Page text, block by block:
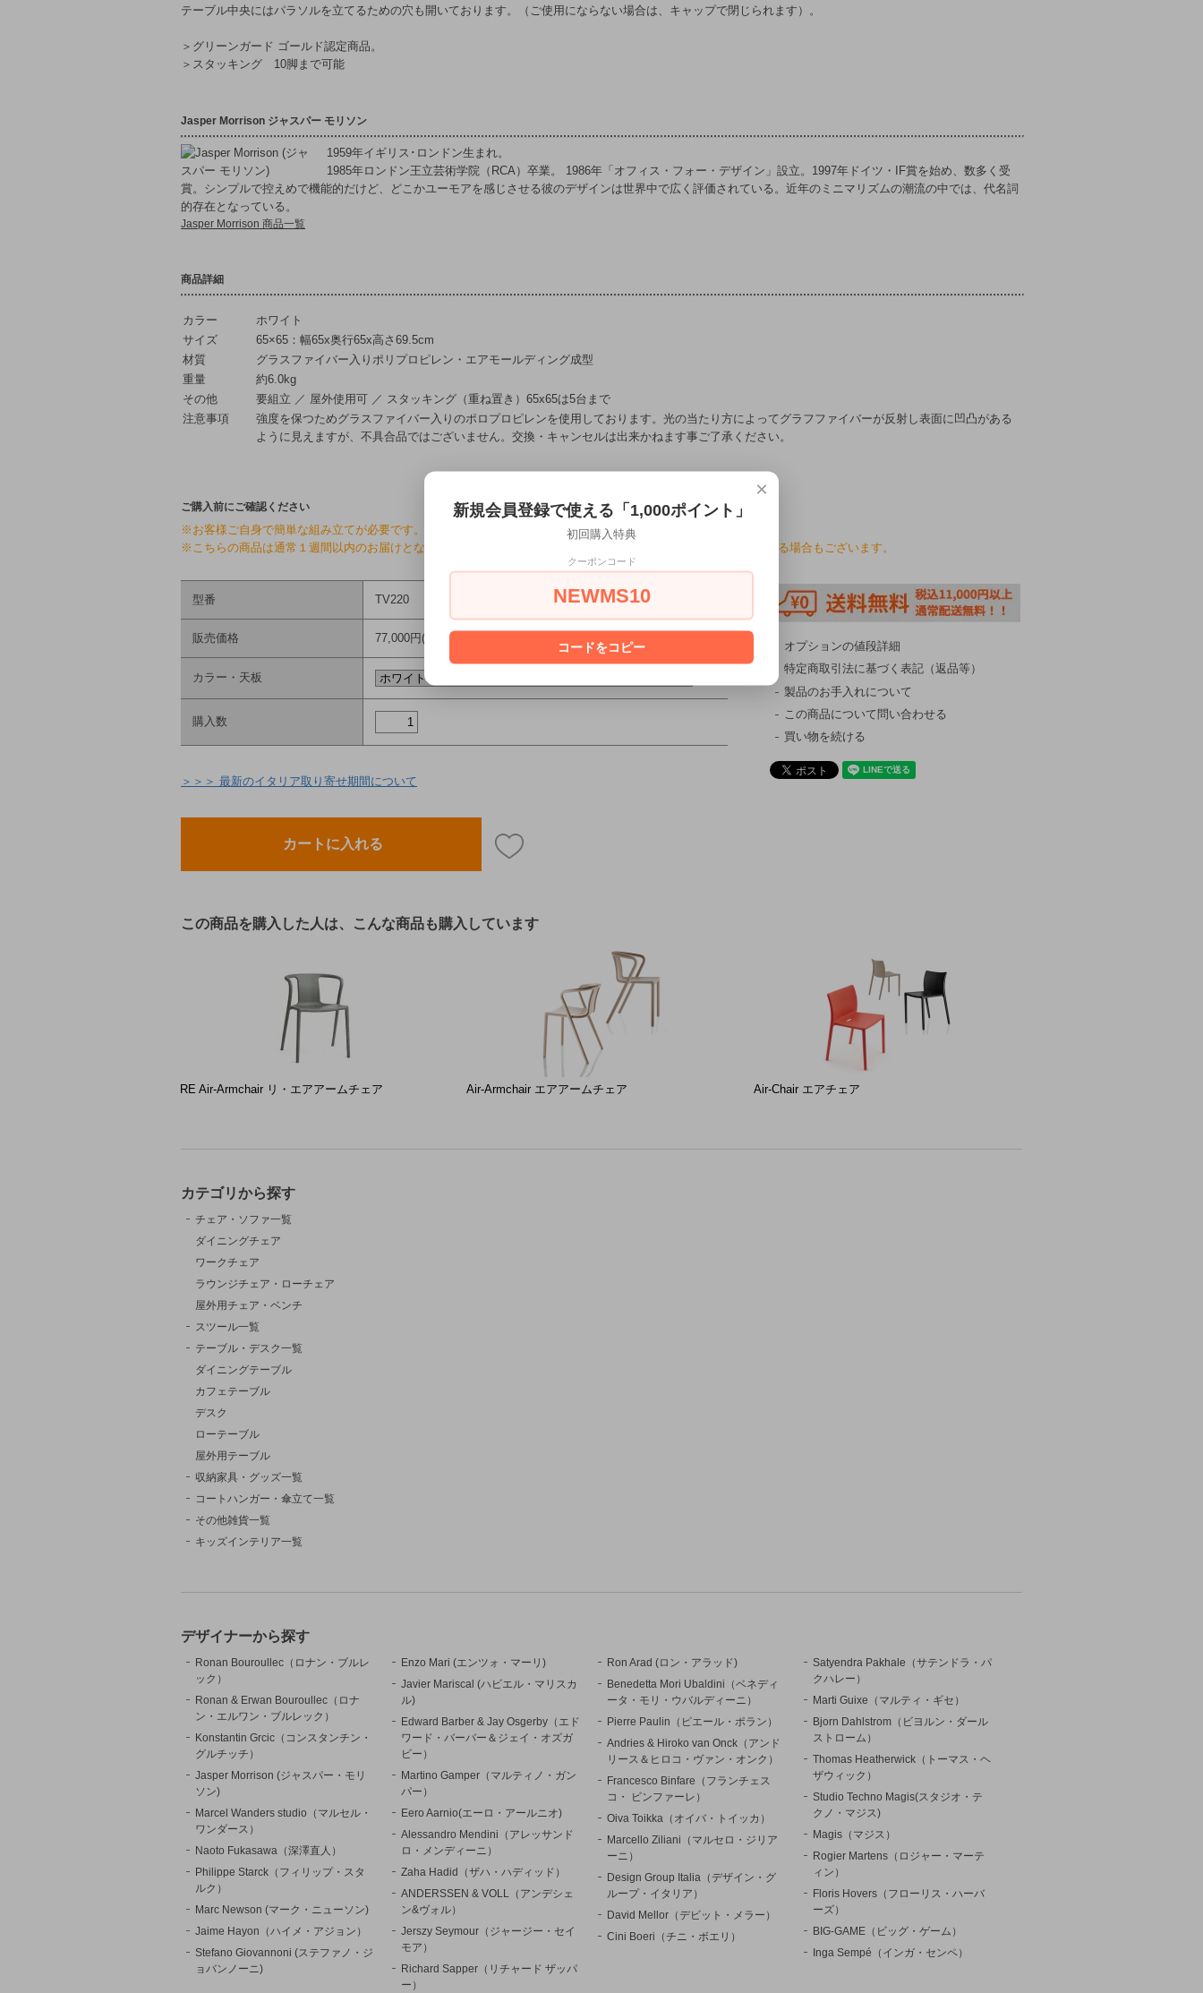
テーブル中央にはパラソルを立てるための穴も開いております。（ご使用にならない場合は、キャップで閉じられます）。
＞グリーンガード ゴールド認定商品。
＞スタッキング 10脚まで可能
Jasper Morrison ジャスパー モリソン
1959年イギリス･ロンドン生まれ。
1985年ロンドン王立芸術学院（RCA）卒業。 1986年「オフィス・フォー・デザイン」設立。1997年ドイツ・IF賞を始め、数多く受
賞。シンプルで控えめで機能的だけど、どこかユーモアを感じさせる彼のデザインは世界中で広く評価されている。近年のミニマリズムの潮流の中では、代名詞
的存在となっている。
Jasper Morrison 商品一覧
商品詳細
カラー
ホワイト
サイズ
65×65：幅65x奥行65x高さ69.5cm
材質
グラスファイバー入りポリプロピレン・エアモールディング成型
重量
約6.0kg
その他
要組立 ／ 屋外使用可 ／ スタッキング（重ね置き）65x65は5台まで
注意事項
強度を保つためグラスファイバー入りのポロプロピレンを使用しております。光の当たり方によってグラフファイバーが反射し表面に凹凸がある
ように見えますが、不具合品ではございません。交換・キャンセルは出来かねます事ご了承ください。
ご購入前にご確認ください
※お客様ご自身で簡単な組み立てが必要です。（工具不要）
※こちらの商品は通常１週間以内のお届けとなりますが、国内の在庫が切れた場合、２週間〜最大約３-４ヶ月かかる場合もございます。
型番 TV220
販売価格 77,000円(税込)
カラー・天板
購入数
＞＞＞ 最新のイタリア取り寄せ期間について
オプションの値段詳細
特定商取引法に基づく表記（返品等）
製品のお手入れについて
この商品について問い合わせる
買い物を続ける
この商品を購入した人は、こんな商品も購入しています
RE Air-Armchair リ・エアアームチェア Air-Armchair エアアームチェア Air-Chair エアチェア
カテゴリから探す
チェア・ソファ一覧
ダイニングチェア
ワークチェア
ラウンジチェア・ローチェア
屋外用チェア・ベンチ
スツール一覧
テーブル・デスク一覧
ダイニングテーブル
カフェテーブル
デスク
ローテーブル
屋外用テーブル
収納家具・グッズ一覧
コートハンガー・傘立て一覧
その他雑貨一覧
キッズインテリア一覧
デザイナーから探す
Ronan Bouroullec（ロナン・ブルレ
ック）
Ronan & Erwan Bouroullec（ロナ
ン・エルワン・ブルレック）
Konstantin Grcic（コンスタンチン・
グルチッチ）
Jasper Morrison (ジャスパー・モリ
ソン)
Marcel Wanders studio（マルセル・
ワンダース）
Naoto Fukasawa（深澤直人）
Philippe Starck（フィリップ・スタ
ルク）
Marc Newson (マーク・ニューソン)
Jaime Hayon（ハイメ・アジョン）
Stefano Giovannoni (ステファノ・ジ
ョバンノーニ)
Enzo Mari (エンツォ・マーリ)
Javier Mariscal (ハビエル・マリスカ
ル)
Edward Barber & Jay Osgerby（エド
ワード・バーバー＆ジェイ・オズガ
ビー）
Martino Gamper（マルティノ・ガン
パー）
Eero Aarnio(エーロ・アールニオ)
Alessandro Mendini（アレッサンド
ロ・メンディーニ）
Zaha Hadid（ザハ・ハディッド）
ANDERSSEN & VOLL（アンデシェ
ン&ヴォル）
Jerszy Seymour（ジャージー・セイ
モア）
Richard Sapper（リチャード ザッパ
ー）
Ron Arad (ロン・アラッド)
Benedetta Mori Ubaldini（ベネディ
ータ・モリ・ウバルディーニ）
Pierre Paulin（ピエール・ポラン）
Andries & Hiroko van Onck（アンド
リース＆ヒロコ・ヴァン・オンク）
Francesco Binfare（フランチェス
コ・ ビンファーレ）
Oiva Toikka（オイバ・トイッカ）
Marcello Ziliani（マルセロ・ジリア
ーニ）
Design Group Italia（デザイン・グ
ループ・イタリア）
David Mellor（デビット・メラー）
Cini Boeri（チニ・ボエリ）
Satyendra Pakhale（サテンドラ・パ
クハレー）
Marti Guixe（マルティ・ギセ）
Bjorn Dahlstrom（ビヨルン・ダール
ストローム）
Thomas Heatherwick（トーマス・ヘ
ザウィック）
Studio Techno Magis(スタジオ・テ
クノ・マジス)
Magis（マジス）
Rogier Martens（ロジャー・マーテ
ィン）
Floris Hovers（フローリス・ハーバ
ーズ）
BIG-GAME（ビッグ・ゲーム）
Inga Sempé（インガ・センペ）
×
新規会員登録で使える「1,000ポイント」
初回購入特典
クーポンコード
NEWMS10
コードをコピー